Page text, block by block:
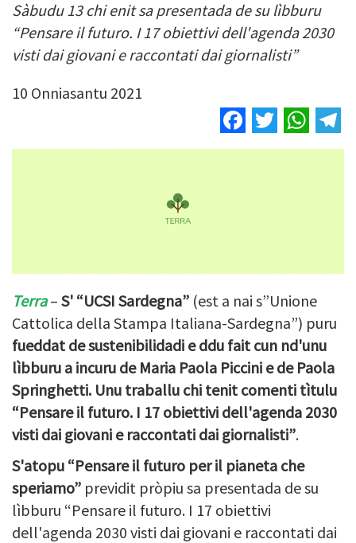
Sàbudu 13 chi enit sa presentada de su lìbburu
“Pensare il futuro. I 17 obiettivi dell'agenda 2030
visti dai giovani e raccontati dai giornalisti”
10 Onniasantu 2021
Facebook
Twitter
Terra– S' “UCSI Sardegna” (est a nai s”Unione
Cattolica della Stampa Italiana-Sardegna”) puru
fueddat de sustenibilidadi e ddu fait cun nd'unu
lìbburu a incuru de Maria Paola Piccini e de Paola
Springhetti. Unu traballu chi tenit comenti tìtulu
“Pensare il futuro. I 17 obiettivi dell'agenda 2030
visti dai giovani e raccontati dai giornalisti”.
S'atopu “Pensare il futuro per il pianeta che
speriamo” previdit pròpiu sa presentada de su
lìbburu “Pensare il futuro. I 17 obiettivi
dell'agenda 2030 visti dai giovani e raccontati dai